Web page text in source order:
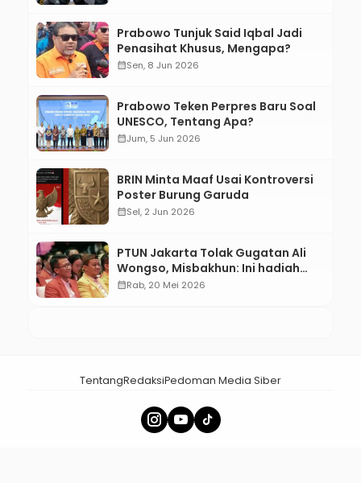
Prabowo Tunjuk Said Iqbal Jadi
Penasihat Khusus, Mengapa?
calendar_monthSen, 8 Jun 2026
Prabowo Teken Perpres Baru Soal
UNESCO, Tentang Apa?
calendar_monthJum, 5 Jun 2026
BRIN Minta Maaf Usai Kontroversi
Poster Burung Garuda
calendar_monthSel, 2 Jun 2026
PTUN Jakarta Tolak Gugatan Ali
Wongso, Misbakhun: Ini hadiah
Ulang Tahun Ke-66 SOKSI
calendar_monthRab, 20 Mei 2026
TentangRedaksiPedoman Media Siber